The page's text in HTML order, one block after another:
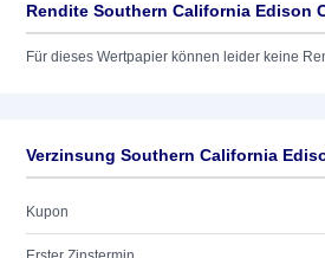
Rendite Southern California Edison
Für dieses Wertpapier können leider keine
Verzinsung Southern California
Kupon